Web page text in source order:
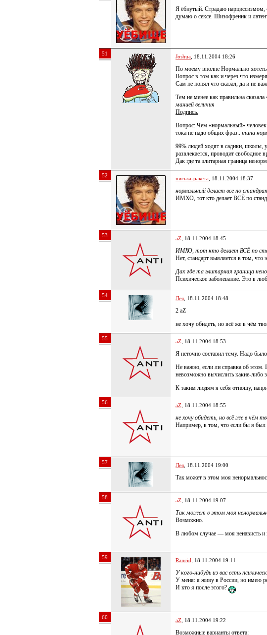
Я ёбнутый. Страдаю нарциссизмом,
думаю о сексе. Шизофреник и
51 Joshua , 18.11.2004 18:26
По моему вполне Нормально хотеть
Вопрос в том как и через что
Сам не понял что сказал, да и не
Тем не менее как правильна
манией величия
Подпись.
Вопрос: Чем «нормальный» человек
тока не надо общих фраз.. типа
99% людей ходят в садики, школы,
развлекается, проводит
Дак где та элитарная граница
52 писька-ракета , 18.11.2004 18:37
нормальный делает все по
ИМХО, тот кто делает ВСЁ по
53 aZ , 18.11.2004 18:45
ИМХО, тот кто делает ВСЁ по
Нет, стандарт выяляется в том, что
Дак где та элитарная граница
Психическое заболевание. Это в
54 Лея , 18.11.2004 18:48
2 aZ
не хочу обидеть, но всё же в чём
55 aZ , 18.11.2004 18:53
Я неточно составил тему. Надо
Не важно, если ли справка об этом.
невозможно вычислить какие-либо
К таким людям я себя отношу,
56 aZ , 18.11.2004 18:55
не хочу обидеть, но всё же в чём
Например, в том, что если бы я
57 Лея , 18.11.2004 19:00
Так может в этом моя
58 aZ , 18.11.2004 19:07
Так может в этом моя
Возможно.
В любом случае — моя ненависть и
59 Rancid , 18.11.2004 19:11
У кого-нибудь из вас есть
У меня: я живу в России, но имею
И кто я после этого?
60 aZ , 18.11.2004 19:22
Возможные варианты ответа: